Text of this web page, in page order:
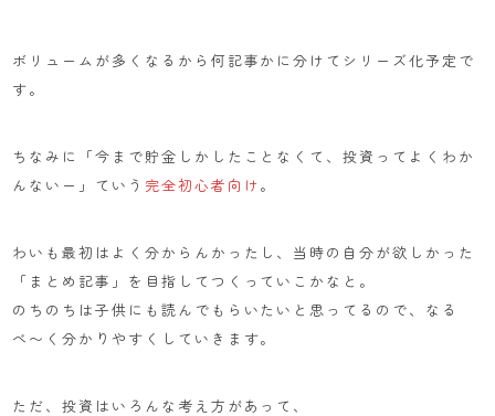
ボリュームが多くなるから何記事かに分けてシリーズ化予定で
す。
ちなみに「今まで貯金しかしたことなくて、投資ってよくわか
んないー」ていう 完全初心者向け 。
わいも最初はよく分からんかったし、当時の自分が欲しかった
「まとめ記事」を目指してつくっていこかなと。
のちのちは子供にも読んでもらいたいと思ってるので、なる
べ〜く分かりやすくしていきます。
ただ、投資はいろんな考え方があって、